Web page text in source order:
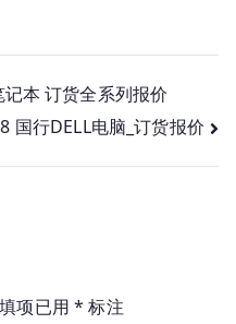
本 订货全系列报价
国行DELL电脑_订货报价
项已用* 标注